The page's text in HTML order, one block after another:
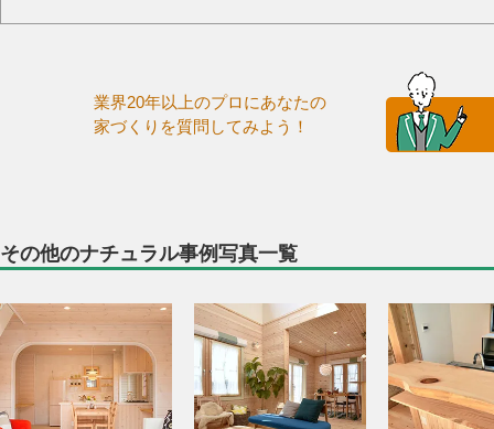
業界20年以上のプロにあなたの
家づくりを質問してみよう！
その他のナチュラル事例写真一覧